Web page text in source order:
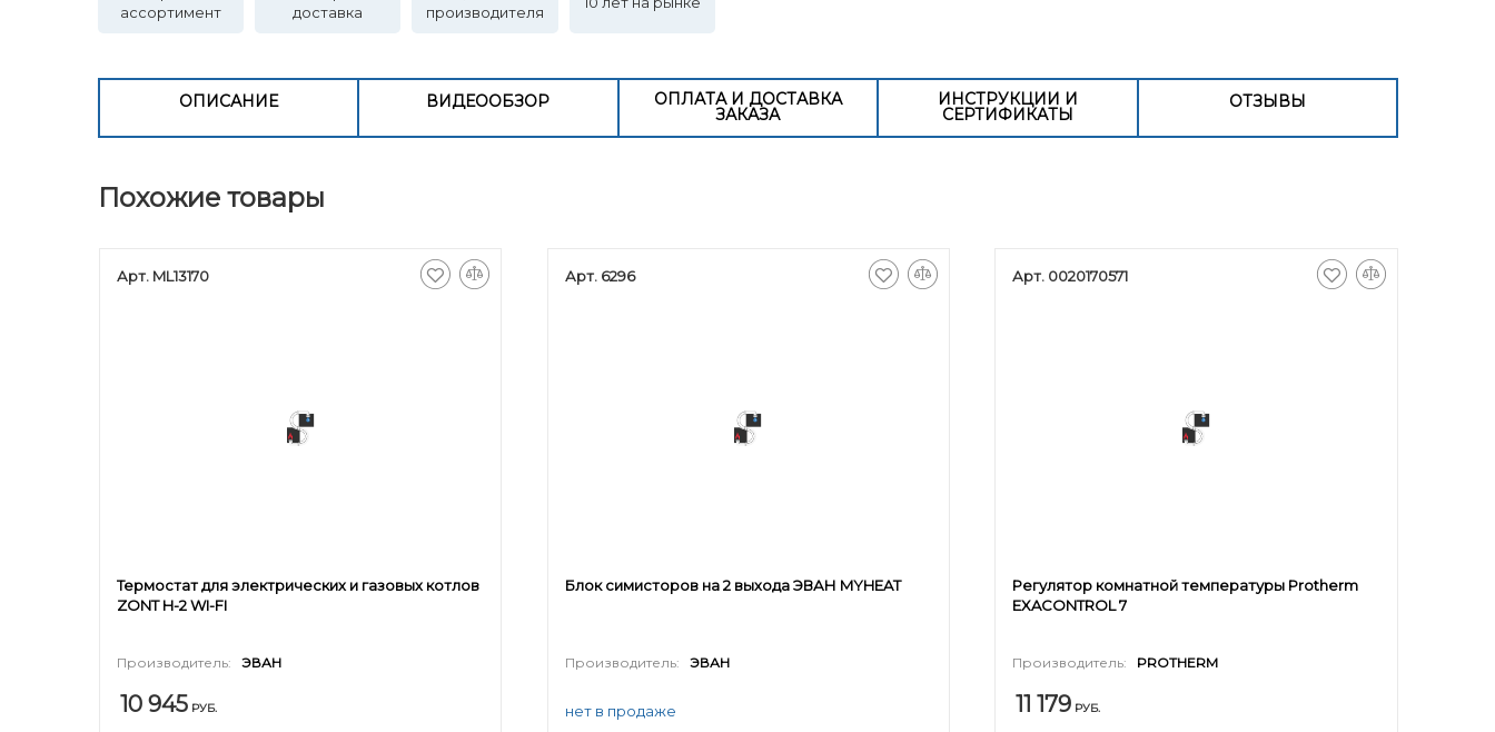
ассортимент
доставка
производителя
ОПИСАНИЕ ВИДЕООБЗОР ОПЛАТА И ДОСТАВКА
ЗАКАЗА
ИНСТРУКЦИИ И
СЕРТИФИКАТЫ
ОТЗЫВЫ
Похожие товары
Арт. ML13170
Термостат для электрических и газовых котлов
ZONT H-2 WI-FI
Производитель: ЭВАН
10 945 РУБ.
Арт. 6296
Блок симисторов на 2 выхода ЭВАН MYHEAT
Производитель: ЭВАН
нет в продаже
Арт. 0020170571
Регулятор комнатной температуры Protherm
EXACONTROL 7
Производитель: PROTHERM
11 179 РУБ.